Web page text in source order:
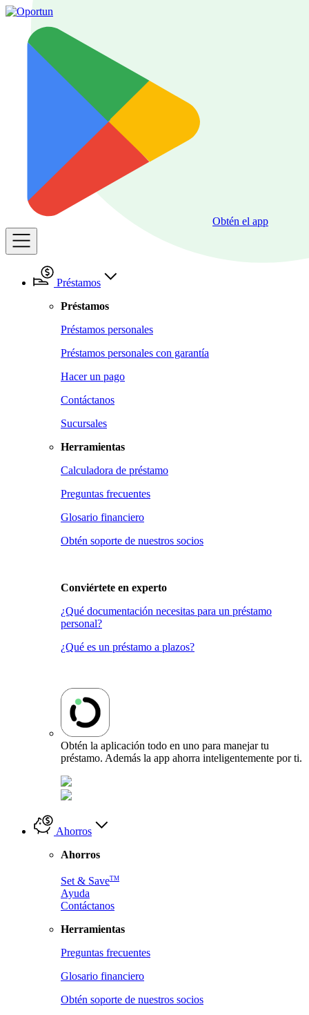
Obtén el app
Préstamos
Préstamos
Préstamos personales
Préstamos personales con garantía
Hacer un pago
Contáctanos
Sucursales
Herramientas
Calculadora de préstamo
Preguntas frecuentes
Glosario financiero
Obtén soporte de nuestros socios
Conviértete en experto
¿Qué documentación necesitas para un préstamo
personal?
¿Qué es un préstamo a plazos?
Obtén la aplicación todo en uno para manejar tu
préstamo. Además la app ahorra inteligentemente por ti.
Ahorros
Ahorros
Set & SaveTM
Ayuda
Contáctanos
Herramientas
Preguntas frecuentes
Glosario financiero
Obtén soporte de nuestros socios